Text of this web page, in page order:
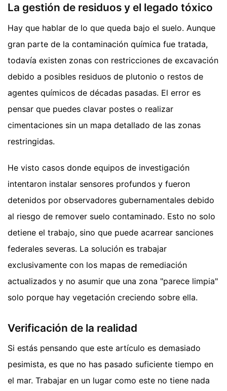
La gestión de residuos y el legado tóxico
Hay que hablar de lo que queda bajo el suelo. Aunque
gran parte de la contaminación química fue tratada,
todavía existen zonas con restricciones de excavación
debido a posibles residuos de plutonio o restos de
agentes químicos de décadas pasadas. El error es
pensar que puedes clavar postes o realizar
cimentaciones sin un mapa detallado de las zonas
restringidas.
He visto casos donde equipos de investigación
intentaron instalar sensores profundos y fueron
detenidos por observadores gubernamentales debido
al riesgo de remover suelo contaminado. Esto no solo
detiene el trabajo, sino que puede acarrear sanciones
federales severas. La solución es trabajar
exclusivamente con los mapas de remediación
actualizados y no asumir que una zona "parece limpia"
solo porque hay vegetación creciendo sobre ella.
Verificación de la realidad
Si estás pensando que este artículo es demasiado
pesimista, es que no has pasado suficiente tiempo en
el mar. Trabajar en un lugar como este no tiene nada